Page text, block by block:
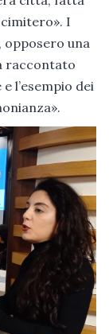
cimitero». I
una
raccontato
l’esempio dei